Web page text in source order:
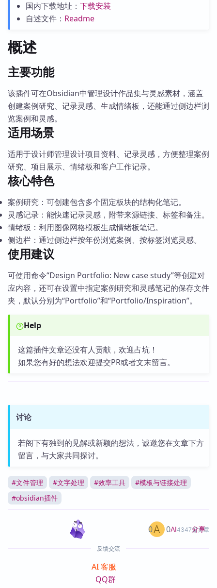
国内下载地址： 下载安装
自述文件： Readme
概述
主要功能
该插件可在Obsidian中管理设计作品集与灵感素材，涵盖
创建案例研究、记录灵感、生成情绪板，还能通过侧边栏浏
览案例和灵感。
适用场景
适用于设计师管理设计项目资料、记录灵感，方便整理案例
研究、项目展示、情绪板和客户工作记录。
核心特色
案例研究：可创建包含多个固定板块的结构化笔记。
灵感记录：能快速记录灵感，附带来源链接、标签和备注。
情绪板：利用图像网格模板生成情绪板笔记。
侧边栏：通过侧边栏按年份浏览案例、按标签浏览灵感。
使用建议
可使用命令“Design Portfolio: New case study”等创建对
应内容，还可在设置中指定案例研究和灵感笔记的保存文件
夹，默认分别为“Portfolio”和“Portfolio/Inspiration”。
Help
这篇插件文章还没有人贡献，欢迎占坑！
如果您有好的想法欢迎提交PR或者文末留言。
讨论
若阁下有独到的见解或新颖的想法，诚邀您在文章下方
留言，与大家共同探讨。
#文件管理 #文字处理 #效率工具 #模板与链接处理
#obsidian插件
AI4347篇文章
0 0 分享
反馈交流
AI 客服
QQ群